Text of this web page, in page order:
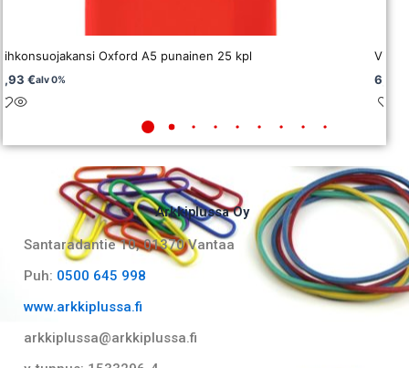
Oxford A5 punainen 25 kpl
€alv 0%
6,10
Arkkiplussa Oy
Santaradantie 10, 01370 Vantaa​
Puh: 0500 645 998
www.arkkiplussa.fi
arkkiplussa@arkkiplussa.fi